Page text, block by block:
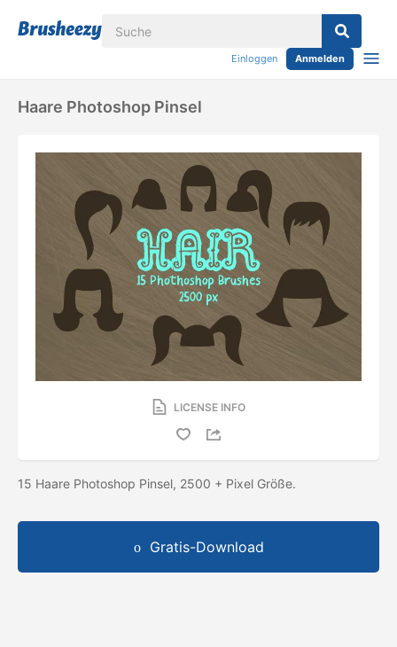
Einloggen Anmelden
Haare Photoshop Pinsel
LICENSE INFO
15 Haare Photoshop Pinsel, 2500 + Pixel Größe.
Gratis-Download